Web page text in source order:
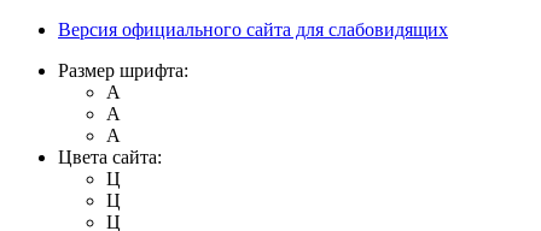
Версия официального сайта для слабовидящих
Размер шрифта:
A
A
A
Цвета сайта:
Ц
Ц
Ц